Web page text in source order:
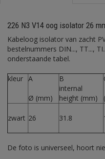
226 N3 V14 oog isolator 26
Kabeloog isolator van zacht
bestelnummers DIN..., TT...,
onderstaande tabel.
kleur A
Ø (mm)
B
internal
height (mm)
zwart 26 31.8
De foto is universeel, hoort